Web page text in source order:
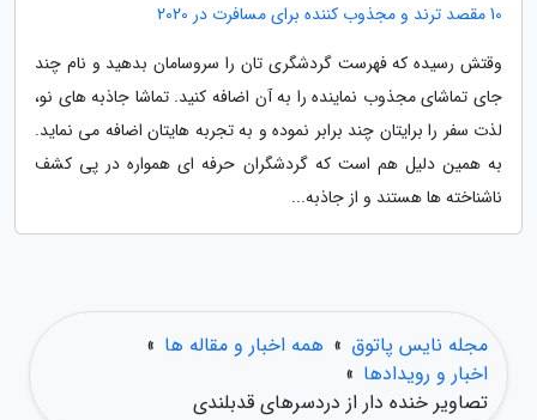
10 مقصد ترند و مجذوب کننده برای مسافرت در 2020
وقتش رسیده که فهرست گردشگری تان را سروسامان بدهید و نام چند
جای تماشای مجذوب نماینده را به آن اضافه کنید. تماشا جاذبه های نو،
لذت سفر را برایتان چند برابر نموده و به تجربه هایتان اضافه می نماید.
به همین دلیل هم است که گردشگران حرفه ای همواره در پی کشف
ناشناخته ها هستند و از جاذبه...
مجله نایس پاتوق » همه اخبار و مقاله ها »
اخبار و رویدادها »
تصاویر خنده دار از دردسرهای قدبلندی